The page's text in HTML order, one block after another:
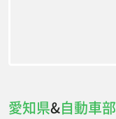
愛知県&自動車